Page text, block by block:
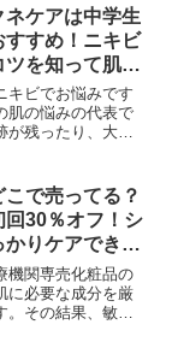
ンシーラー・ハイ
っており、メイク
ることができま
間には、この一つ
ムが非常に便利で
ケアは中学生
すめ！ニキビ
を知って肌ト
う！
キビでお悩みです
肌の悩みの代表で
が残ったり、大人
アクネケアです。
アは、ニキビの原
泌を抑えて、毛穴
に肌環境を整えて
こで売ってる？
30％オフ！シ
かりケアできる
機関専売化粧品の
に必要な成分を厳
その結果、敏感